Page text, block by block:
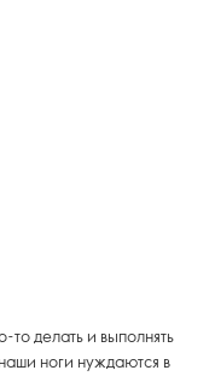
делать и выполнять
ноги нуждаются в